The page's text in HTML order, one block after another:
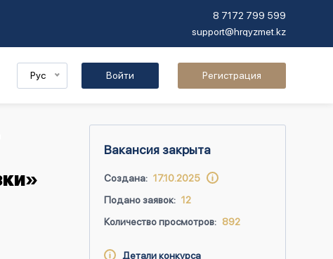
8 7172 799 599
support@hrqyzmet.kz
Рус Войти Регистрация
Вакансия закрыта
Создана: 17.10.2025
Подано заявок: 12
Количество просмотров: 892
Детали конкурса